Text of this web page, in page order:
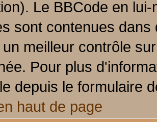
Le BBCode en
sont contenues
meilleur contrôle
Pour plus
depuis le formulaire
haut de page